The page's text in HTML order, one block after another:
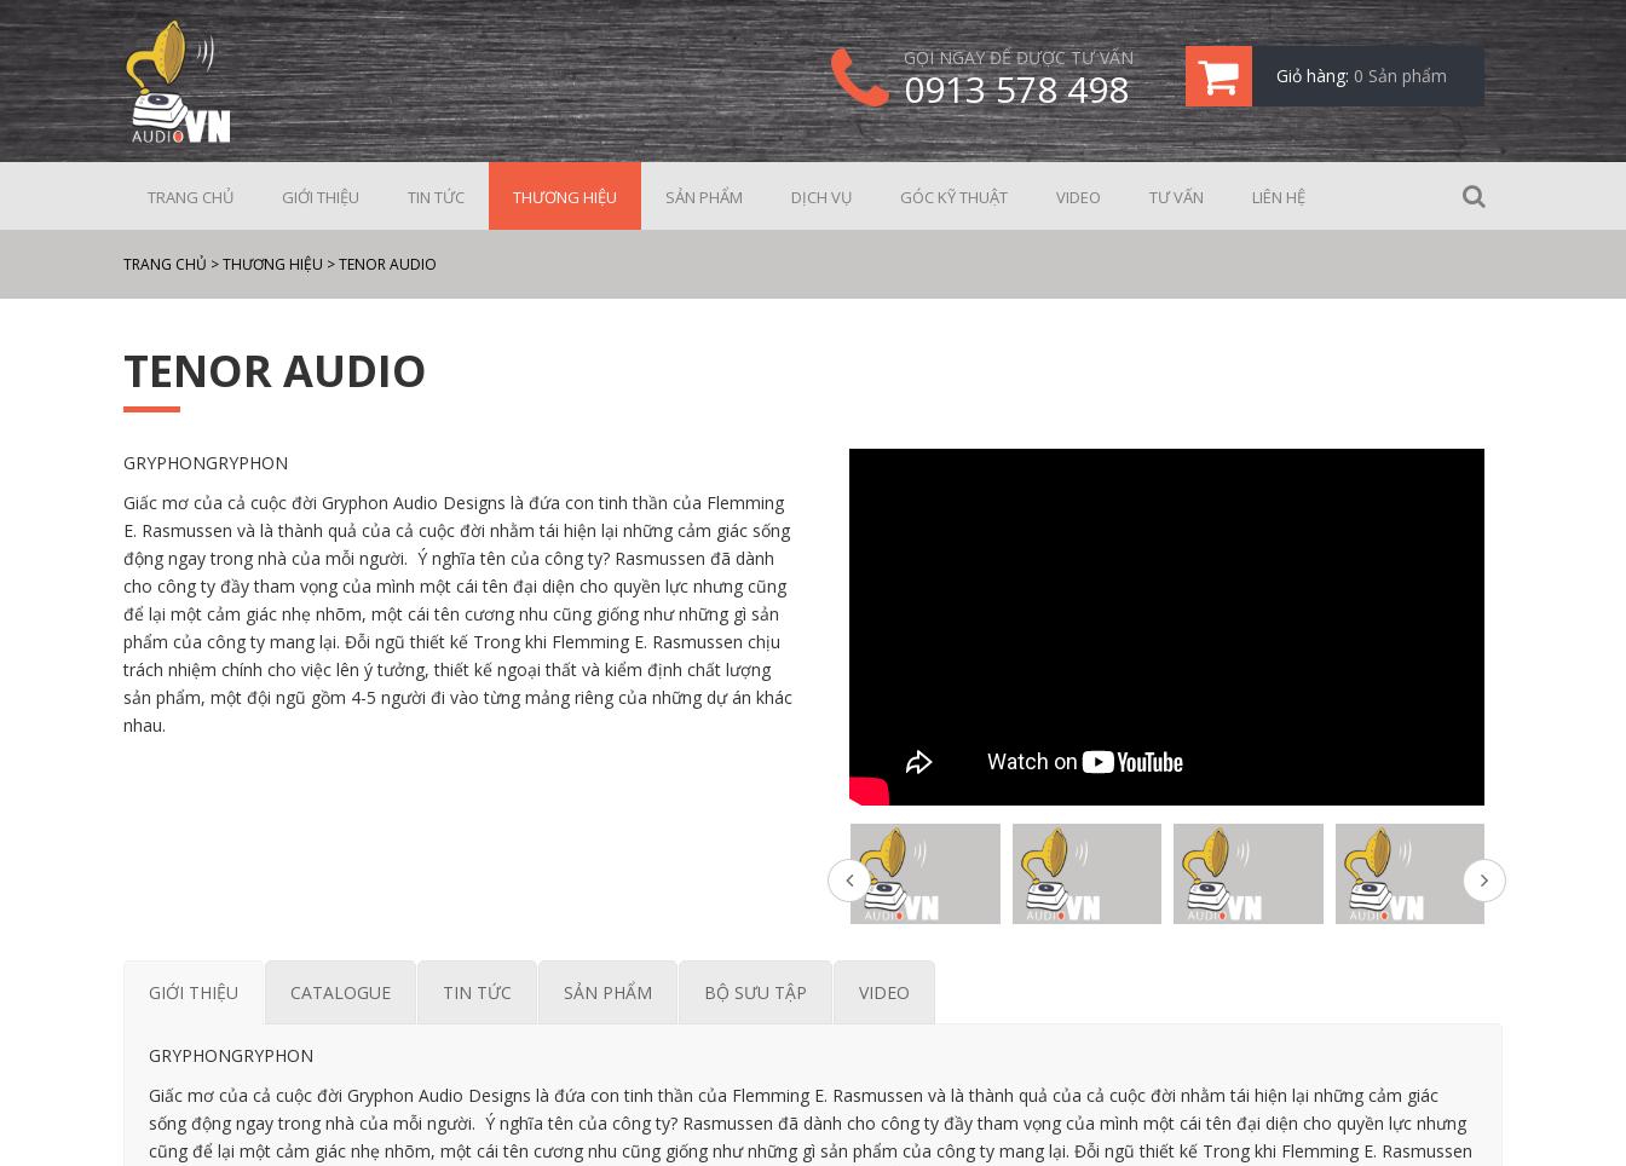
GỌI NGAY ĐỂ ĐƯỢC TƯ VẤN
0913 578 498 Giỏ hàng: 0 Sản phẩm
TRANG CHỦ GIỚI THIỆU TIN TỨC THƯƠNG HIỆU SẢN PHẨM DỊCH VỤ GÓC KỸ THUẬT VIDEO TƯ VẤN LIÊN HỆ
TRANG CHỦ >THƯƠNG HIỆU >TENOR AUDIO
TENOR AUDIO
GRYPHONGRYPHON
Giấc mơ của cả cuộc đời Gryphon Audio Designs là đứa con tinh thần của Flemming
E. Rasmussen và là thành quả của cả cuộc đời nhằm tái hiện lại những cảm giác sống
động ngay trong nhà của mỗi người. Ý nghĩa tên của công ty? Rasmussen đã dành
cho công ty đầy tham vọng của mình một cái tên đại diện cho quyền lực nhưng cũng
để lại một cảm giác nhẹ nhõm, một cái tên cương nhu cũng giống như những gì sản
phẩm của công ty mang lại. Đỗi ngũ thiết kế Trong khi Flemming E. Rasmussen chịu
trách nhiệm chính cho việc lên ý tưởng, thiết kế ngoại thất và kiểm định chất lượng
sản phẩm, một đội ngũ gồm 4-5 người đi vào từng mảng riêng của những dự án khác
nhau.
GIỚI THIỆU CATALOGUE TIN TỨC SẢN PHẨM BỘ SƯU TẬP VIDEO
GRYPHONGRYPHON
Giấc mơ của cả cuộc đời Gryphon Audio Designs là đứa con tinh thần của Flemming E. Rasmussen và là thành quả của cả cuộc đời nhằm tái hiện lại những cảm giác
sống động ngay trong nhà của mỗi người. Ý nghĩa tên của công ty? Rasmussen đã dành cho công ty đầy tham vọng của mình một cái tên đại diện cho quyền lực nhưng
cũng để lại một cảm giác nhẹ nhõm, một cái tên cương nhu cũng giống như những gì sản phẩm của công ty mang lại. Đỗi ngũ thiết kế Trong khi Flemming E. Rasmussen